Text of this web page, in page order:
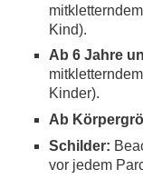
Kind).
Ab 6 Jahre
Kinder).
Ab
Schilder:
vor jedem